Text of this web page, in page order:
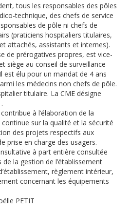
tous les responsables des pôles
technique, des chefs de service
de pôle ni chefs de
(praticiens hospitaliers titulaires,
attachés, assistants et internes).
de prérogatives propres, est vice-
siège au conseil de surveillance
est élu pour un mandat de 4 ans
les médecins non chefs de pôle.
titulaire. La CME désigne
à l’élaboration de la
sur la qualité et la sécurité
des projets respectifs aux
prise en charge des usagers.
à part entière consultée
la gestion de l’établissement
règlement intérieur,
concernant les équipements
PETIT